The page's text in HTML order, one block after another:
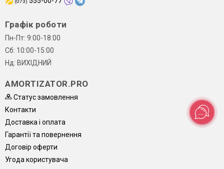
(073)
Графік роботи
Пн-Пт: 9:00-18:00
Сб: 10:00-15:00
Нд: ВИХІДНИЙ
AMORTIZATOR.PRO
Статус замовлення
Контакти
Доставка і оплата
Гарантії та повернення
Договір оферти
Угода користувача